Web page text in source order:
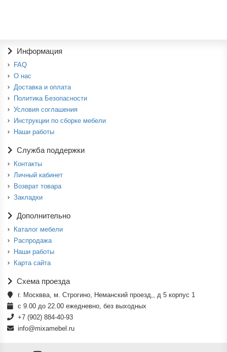
Информация
FAQ
О нас
Доставка и оплата
Политика Безопасности
Условия соглашения
Инструкции по сборке мебели
Наши работы
Служба поддержки
Контакты
Личный кабинет
Возврат товара
Закладки
Дополнительно
Каталог мебели
Распродажа
Наши работы
Карта сайта
Схема проезда
г. Москвва, м. Строгино, Неманский проезд,, д 5 корпус 1
с 9.00 до 22.00 ежедневно, без выходных
+7 (902) 884-40-93
info@mixamebel.ru